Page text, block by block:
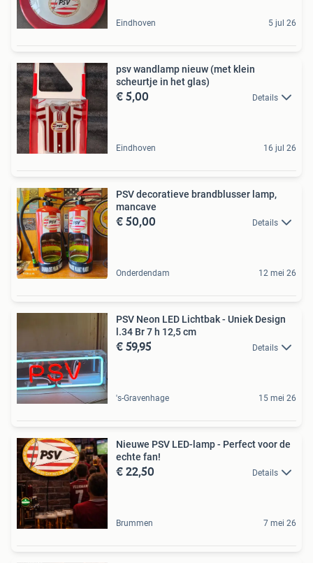
Eindhoven 5 jul 26
psv wandlamp nieuw (met klein
scheurtje in het glas)
€ 5,00 Details
Eindhoven 16 jul 26
PSV decoratieve brandblusser lamp,
mancave
€ 50,00 Details
Onderdendam 12 mei 26
PSV Neon LED Lichtbak - Uniek Design
l.34 Br 7 h 12,5 cm
€ 59,95 Details
's-Gravenhage 15 mei 26
Nieuwe PSV LED-lamp - Perfect voor de
echte fan!
€ 22,50 Details
Brummen 7 mei 26